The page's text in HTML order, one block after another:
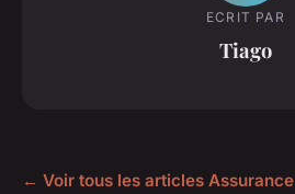
ECRIT PAR
Tiago
← Voir tous les articles Assurance